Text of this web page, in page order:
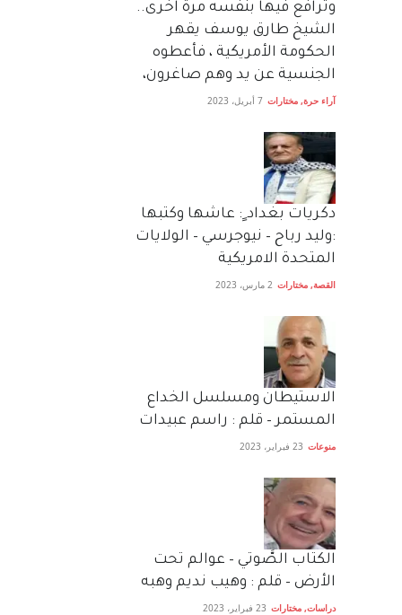
وترافع فيها بنفسه مرة اخرى..
الشيخ طارق يوسف يقهر
الحكومة الأمريكية ، فأعطوه
الجنسية عن يد وهم صاغرون،
آراء حرة, مختارات 7 أبريل، 2023
دكريات بغداد ٍ: عاشها وكتبها
:وليد رباح – نيوجرسي – الولايات
المتحدة الامريكية
القصة, مختارات 2 مارس، 2023
الاستيطان ومسلسل الخداع
المستمر – قلم : راسم عبيدات
منوعات 23 فبراير، 2023
الكتاب الصَّوتي – عوالم تحت
الأرض – قلم : وهيب نديم وهبه
دراسات, مختارات 23 فبراير، 2023